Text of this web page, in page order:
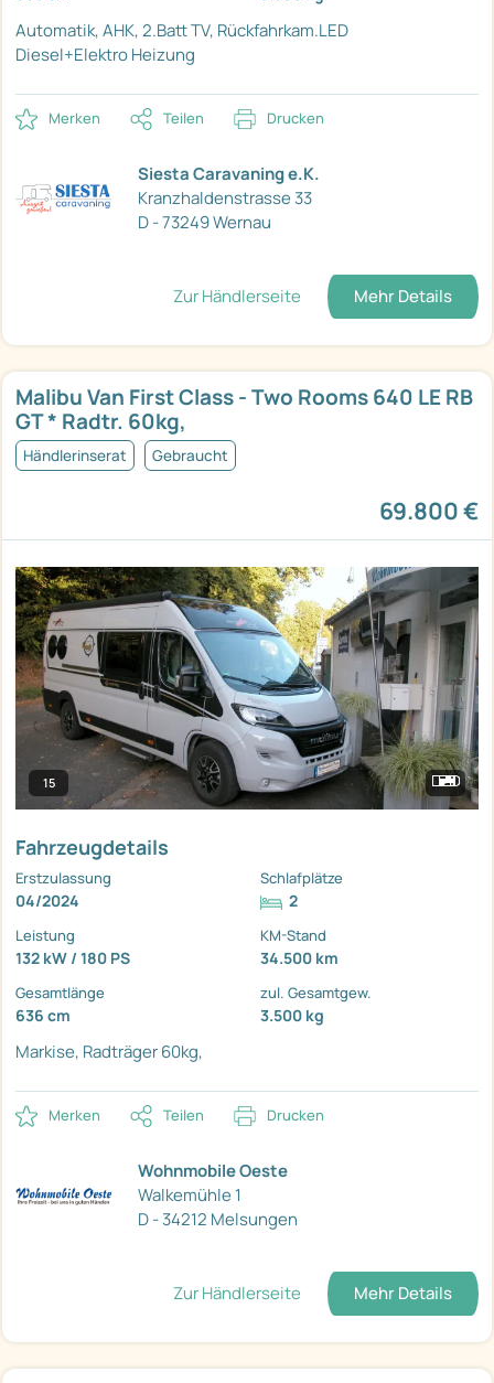
Automatik, AHK, 2.BattTV, Rückfahrkam.LED
Diesel+Elektro Heizung
Merken Teilen Drucken
Siesta Caravaning e.K.
Kranzhaldenstrasse 33
D - 73249 Wernau
Zur Händlerseite Mehr Details
Malibu Van First Class - Two Rooms 640 LE RB
GT * Radtr. 60kg,
Händlerinserat Gebraucht
69.800 €
15
Fahrzeugdetails
Erstzulassung
04/2024
Schlafplätze
2
Leistung
132 kW / 180 PS
KM-Stand
34.500 km
Gesamtlänge
636 cm
zul. Gesamtgew.
3.500 kg
Markise, Radträger 60kg,
Merken Teilen Drucken
Wohnmobile Oeste
Walkemühle 1
D - 34212 Melsungen
Zur Händlerseite Mehr Details